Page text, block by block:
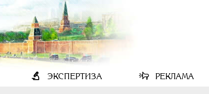
ЭКСПЕРТИЗА РЕКЛАМА